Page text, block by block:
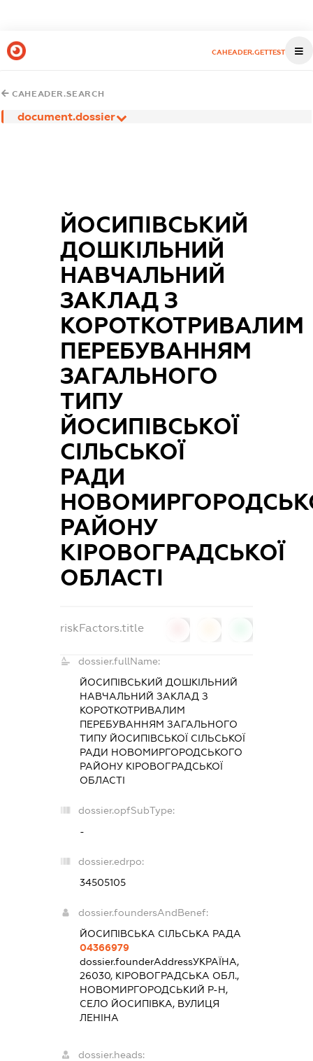
CAHEADER.GETTEST
CAHEADER.SEARCH
document.dossier
ЙОСИПІВСЬКИЙ
ДОШКІЛЬНИЙ
НАВЧАЛЬНИЙ
ЗАКЛАД З
КОРОТКОТРИВАЛИМ
ПЕРЕБУВАННЯМ
ЗАГАЛЬНОГО
ТИПУ
ЙОСИПІВСЬКОЇ
СІЛЬСЬКОЇ
РАДИ
РАЙОНУ
КІРОВОГРАДСЬКОЇ
ОБЛАСТІ
riskFactors.title
dossier.fullName:
ЙОСИПІВСЬКИЙ ДОШКІЛЬНИЙ
НАВЧАЛЬНИЙ ЗАКЛАД З
КОРОТКОТРИВАЛИМ
ПЕРЕБУВАННЯМ ЗАГАЛЬНОГО
ТИПУ ЙОСИПІВСЬКОЇ СІЛЬСЬКОЇ
РАДИ НОВОМИРГОРОДСЬКОГО
РАЙОНУ КІРОВОГРАДСЬКОЇ
ОБЛАСТІ
dossier.opfSubType:
-
dossier.edrpo:
34505105
dossier.foundersAndBenef:
ЙОСИПІВСЬКА СІЛЬСЬКА РАДА
04366979
dossier.founderAddressУКРАЇНА,
26030, КІРОВОГРАДСЬКА ОБЛ.,
НОВОМИРГОРОДСЬКИЙ Р-Н,
СЕЛО ЙОСИПІВКА, ВУЛИЦЯ
ЛЕНІНА
dossier.heads: